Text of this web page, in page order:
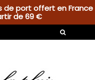
port offert en France
de 69 €